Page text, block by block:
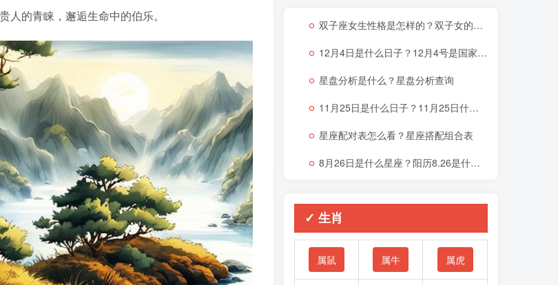
的青睐，邂逅生命中的伯乐。
双子座女生性格是怎样的？双子女的性格与脾气
12月4日是什么日子？12月4号是国家宪法日吗？
星盘分析是什么？星盘分析查询
11月25日是什么日子？11月25日什么星座
星座配对表怎么看？星座搭配组合表
8月26日是什么星座？阳历8.26是什么星座
✓ 生肖
属鼠 属牛 属虎